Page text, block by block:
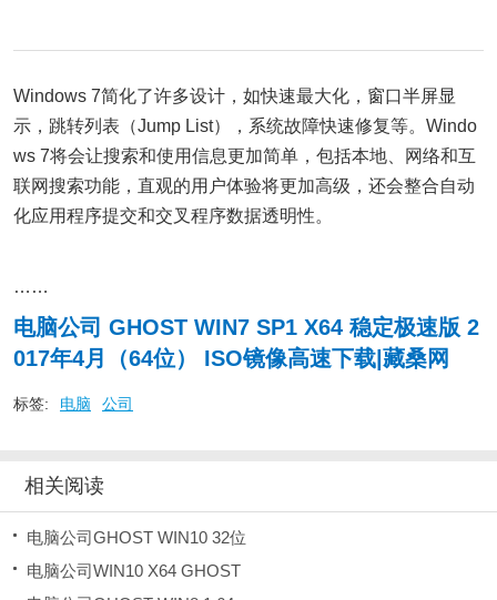
Windows 7简化了许多设计，如快速最大化，窗口半屏显
示，跳转列表（Jump List），系统故障快速修复等。Windo
ws 7将会让搜索和使用信息更加简单，包括本地、网络和互
联网搜索功能，直观的用户体验将更加高级，还会整合自动
化应用程序提交和交叉程序数据透明性。
……
电脑公司 GHOST WIN7 SP1 X64 稳定极速版 2
017年4月（64位） ISO镜像高速下载|藏桑网
标签: 电脑 公司
相关阅读
电脑公司GHOST WIN10 32位
电脑公司WIN10 X64 GHOST